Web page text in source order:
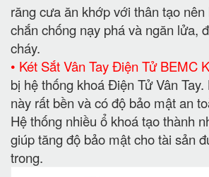
răng cưa ăn khớp với thân tạo
chắn chống nạy phá và ngăn lửa,
cháy.
• Két Sắt Vân Tay Điện Tử BEMC
bị hệ thống khoá Điện Tử Vân
này rất bền và có độ bảo mật an
Hệ thống nhiều ổ khoá tạo thành
giúp tăng độ bảo mật cho tài sản
trong.